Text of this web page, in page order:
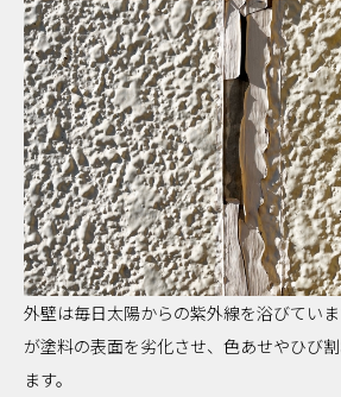
外壁は毎日太陽からの紫外線を浴びてい
が塗料の表面を劣化させ、色あせやひび
ます。